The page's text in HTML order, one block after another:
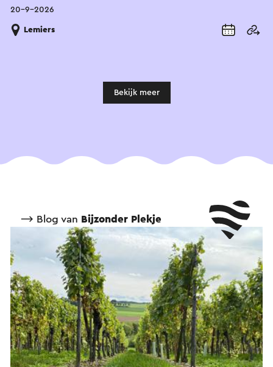
20-9-2026
Lemiers
Bekijk meer
⟶ Blog van Bijzonder Plekje